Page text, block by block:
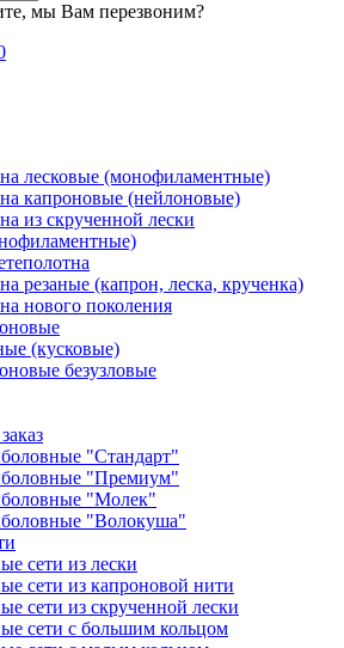
мы Вам перезвоним?
лесковые (монофиламентные)
капроновые (нейлоновые)
из скрученной лески
резаные (капрон, леска, крученка)
нового поколения
(кусковые)
безузловые
"Стандарт"
"Премиум"
"Молек"
"Волокуша"
сети из лески
сети из капроновой нити
сети из скрученной лески
сети с большим кольцом